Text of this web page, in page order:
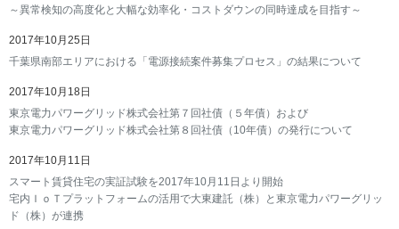
～異常検知の高度化と大幅な効率化・コストダウンの同時達成を目指す～
2017年10月25日
千葉県南部エリアにおける「電源接続案件募集プロセス」の結果について
2017年10月18日
東京電力パワーグリッド株式会社第７回社債（５年債）および
東京電力パワーグリッド株式会社第８回社債（10年債）の発行について
2017年10月11日
スマート賃貸住宅の実証試験を2017年10月11日より開始
宅内ＩｏＴプラットフォームの活用で大東建託（株）と東京電力パワーグリッ
ド（株）が連携